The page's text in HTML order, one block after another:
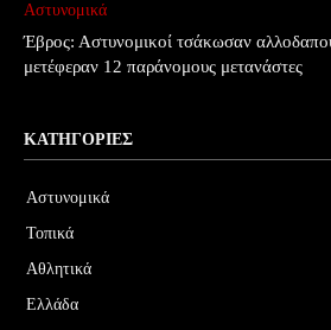
Αστυνομικά
Έβρος: Αστυνομικοί τσάκωσαν
μετέφεραν 12 παράνομους μετανάστες
ΚΑΤΗΓΟΡΊΕΣ
Αστυνομικά
Τοπικά
Αθλητικά
Ελλάδα